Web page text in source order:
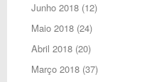
Junho 2018(12)
Maio 2018(24)
Abril 2018(20)
Março 2018(37)